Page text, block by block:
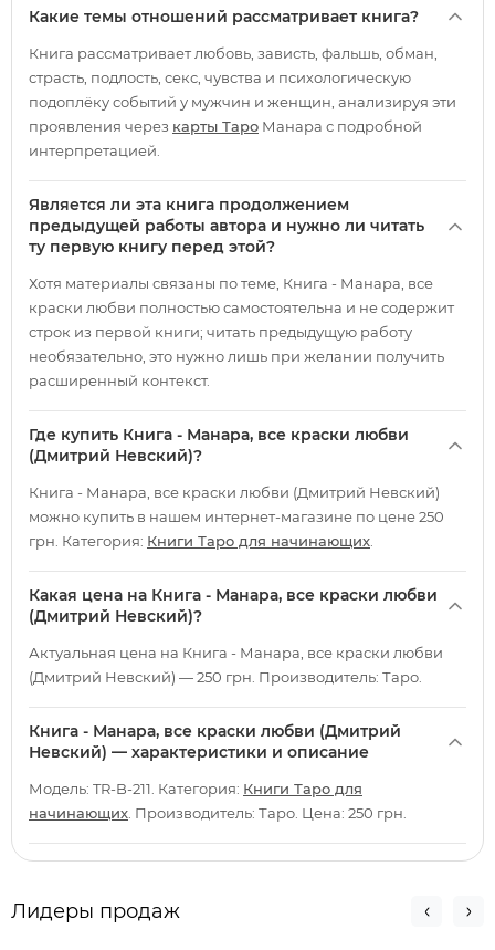
Какие темы отношений рассматривает книга?
Книга рассматривает любовь, зависть, фальшь, обман,
страсть, подлость, секс, чувства и психологическую
подоплёку событий у мужчин и женщин, анализируя эти
проявления через карты Таро Манара с подробной
интерпретацией.
Является ли эта книга продолжением
предыдущей работы автора и нужно ли читать
ту первую книгу перед этой?
Хотя материалы связаны по теме, Книга - Манара, все
краски любви полностью самостоятельна и не содержит
строк из первой книги; читать предыдущую работу
необязательно, это нужно лишь при желании получить
расширенный контекст.
Где купить Книга - Манара, все краски любви
(Дмитрий Невский)?
Книга - Манара, все краски любви (Дмитрий Невский)
можно купить в нашем интернет-магазине по цене 250
грн. Категория: Книги Таро для начинающих
Какая цена на Книга - Манара, все краски любви
(Дмитрий Невский)?
Актуальная цена на Книга - Манара, все краски любви
(Дмитрий Невский) — 250 грн. Производитель: Таро.
Книга - Манара, все краски любви (Дмитрий
Невский) — характеристики и описание
Модель: TR-B-211. Категория: Книги Таро для
начинающих . Производитель: Таро. Цена: 250 грн.
Лидеры продаж